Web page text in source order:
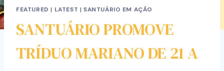
FEATURED | LATEST | SANTUÁRIO EM AÇÃO
SANTUÁRIO PROMOVE
TRÍDUO MARIANO DE 21 A